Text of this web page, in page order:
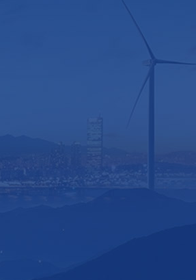
节，厂价直销，直接给予客户更大程
度的价格优惠； 专业技术服务团队，